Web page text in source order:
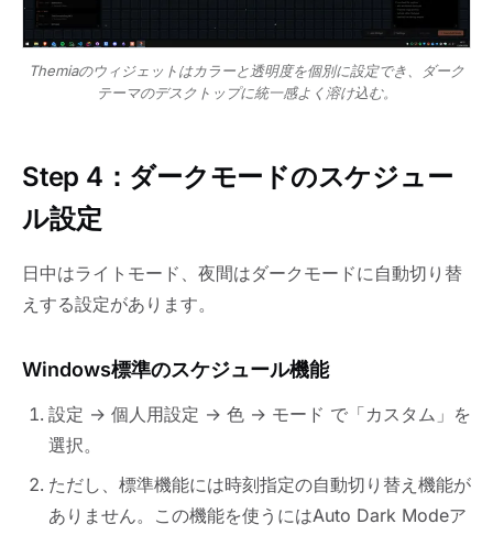
Themiaのウィジェットはカラーと透明度を個別に設定でき、ダーク
テーマのデスクトップに統一感よく溶け込む。
Step 4：ダークモードのスケジュー
ル設定
日中はライトモード、夜間はダークモードに自動切り替
えする設定があります。
Windows標準のスケジュール機能
設定 → 個人用設定 → 色 → モード で「カスタム」を
選択。
ただし、標準機能には時刻指定の自動切り替え機能が
ありません。この機能を使うにはAuto Dark Modeア